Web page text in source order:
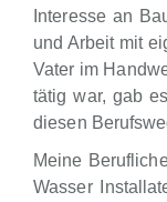
Interesse an
und Arbeit mit
Vater im
tätig war, gab
diesen
Meine
Wasser